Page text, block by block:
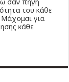
του κάθε
για
κάθε